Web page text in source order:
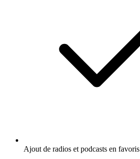
Ajout de radios et podcasts en favoris